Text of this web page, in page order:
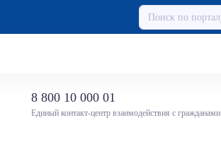
8 800 10 000 01
Единый контакт-центр взаимодействия с гражданами